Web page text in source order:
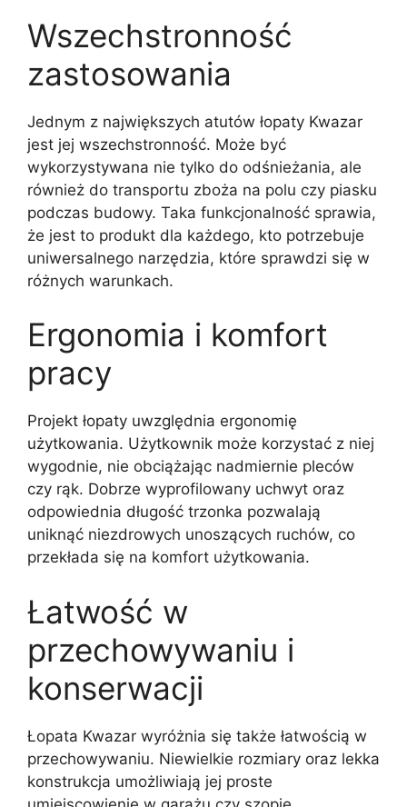
Wszechstronność
zastosowania
Jednym z największych atutów łopaty Kwazar
jest jej wszechstronność. Może być
wykorzystywana nie tylko do odśnieżania, ale
również do transportu zboża na polu czy piasku
podczas budowy. Taka funkcjonalność sprawia,
że jest to produkt dla każdego, kto potrzebuje
uniwersalnego narzędzia, które sprawdzi się w
różnych warunkach.
Ergonomia i komfort
pracy
Projekt łopaty uwzględnia ergonomię
użytkowania. Użytkownik może korzystać z niej
wygodnie, nie obciążając nadmiernie pleców
czy rąk. Dobrze wyprofilowany uchwyt oraz
odpowiednia długość trzonka pozwalają
uniknąć niezdrowych unoszących ruchów, co
przekłada się na komfort użytkowania.
Łatwość w
przechowywaniu i
konserwacji
Łopata Kwazar wyróżnia się także łatwością w
przechowywaniu. Niewielkie rozmiary oraz lekka
konstrukcja umożliwiają jej proste